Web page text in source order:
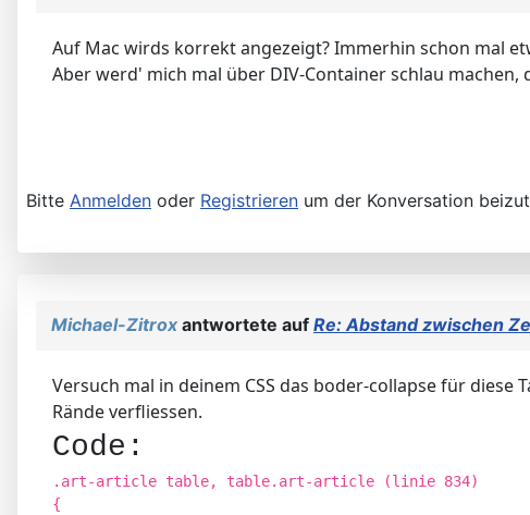
Auf Mac wirds korrekt angezeigt? Immerhin schon mal
Aber werd' mich mal über DIV-Container schlau machen,
Bitte Anmelden oder Registrieren um der Konversation
Michael-Zitrox antwortete auf Re: Abstand zwischen
Versuch mal in deinem CSS das boder-collapse für
Rände verfliessen.
Code:
.art-article table, table.art-article (linie 834)
{